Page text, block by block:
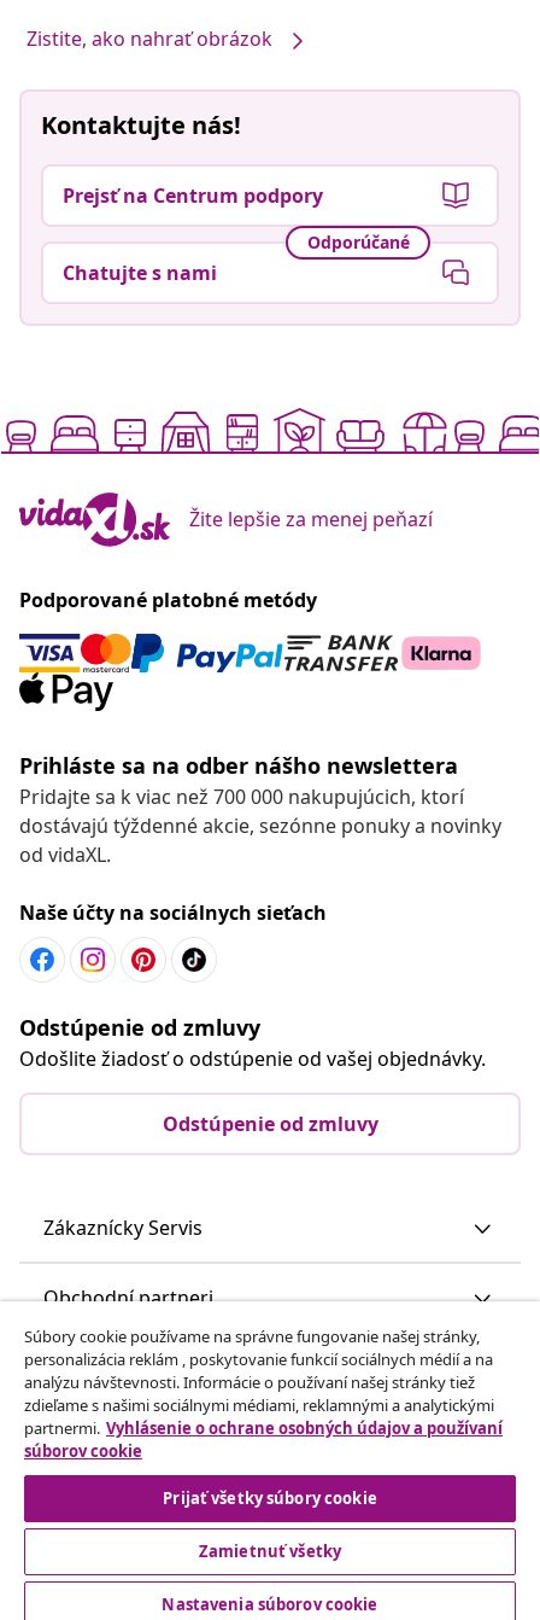
Zistite, ako nahrať obrázok
Kontaktujte nás!
Prejsť na Centrum podpory
Odporúčané
Chatujte s nami
Žite lepšie za menej peňazí
Podporované platobné metódy
Prihláste sa na odber nášho newslettera
Pridajte sa k viac než 700 000 nakupujúcich, ktorí
dostávajú týždenné akcie, sezónne ponuky a novinky
od vidaXL.
Naše účty na sociálnych sieťach
Odstúpenie od zmluvy
Odošlite žiadosť o odstúpenie od vašej objednávky.
Odstúpenie od zmluvy
Zákaznícky Servis
Obchodní partneri
vidaXL
Nájdite viac
Súbory cookie používame na správne fungovanie našej stránky,
personalizácia reklám , poskytovanie funkcií sociálnych médií a na
analýzu návštevnosti. Informácie o používaní našej stránky tiež
zdieľame s našimi sociálnymi médiami, reklamnými a analytickými
partnermi. Vyhlásenie o ochrane osobných údajov a používaní
súborov cookie
Prijať všetky súbory cookie
Zamietnuť všetky
Nastavenia súborov cookie